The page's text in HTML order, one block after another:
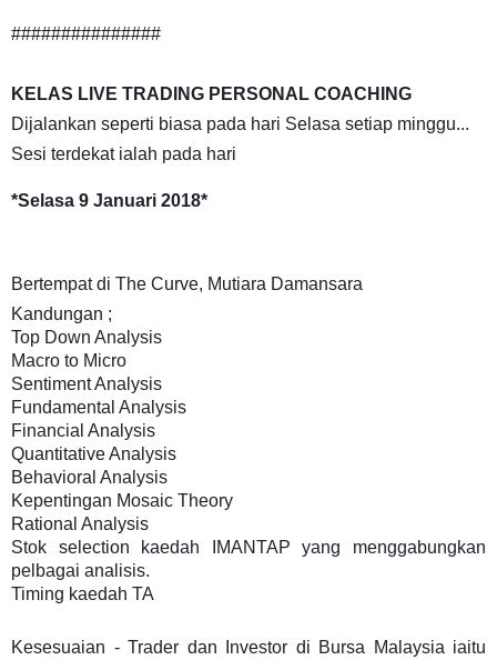
###############
KELAS LIVE TRADING PERSONAL COACHING
Dijalankan seperti biasa pada hari Selasa setiap minggu...
Sesi terdekat ialah pada hari
*Selasa 9 Januari 2018*
Bertempat di The Curve, Mutiara Damansara
Kandungan ;
Top Down Analysis
Macro to Micro
Sentiment Analysis
Fundamental Analysis
Financial Analysis
Quantitative Analysis
Behavioral Analysis
Kepentingan Mosaic Theory
Rational Analysis
Stok selection kaedah IMANTAP yang menggabungkan
pelbagai analisis.
Timing kaedah TA
Kesesuaian - Trader dan Investor di Bursa Malaysia iaitu